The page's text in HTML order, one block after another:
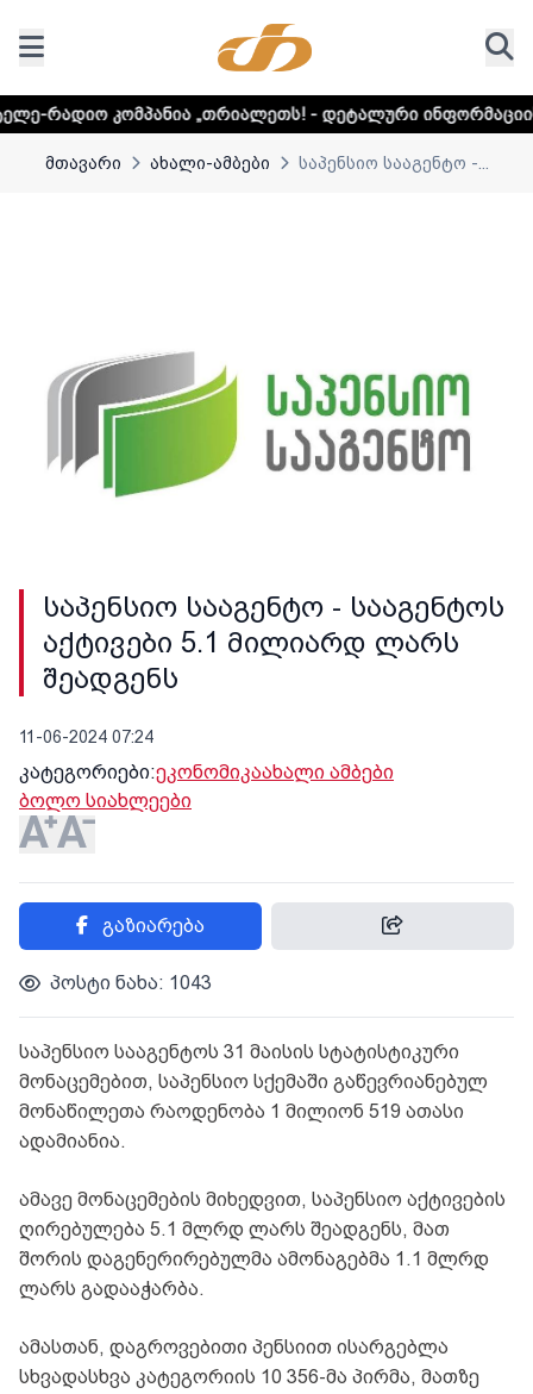
კომპანია „თრიალეთს! - დეტალური ინფორმაციისთვის
მთავარი ახალი-ამბები საპენსიო სააგენტო -...
საპენსიო სააგენტო - სააგენტოს
აქტივები 5.1 მილიარდ ლარს
შეადგენს
11-06-2024 07:24
კატეგორიები:ეკონომიკაახალი ამბები
ბოლო სიახლეები
გაზიარება
პოსტი ნახა: 1043
საპენსიო სააგენტოს 31 მაისის სტატისტიკური
მონაცემებით, საპენსიო სქემაში გაწევრიანებულ
მონაწილეთა რაოდენობა 1 მილიონ 519 ათასი
ადამიანია.
ამავე მონაცემების მიხედვით, საპენსიო აქტივების
ღირებულება 5.1 მლრდ ლარს შეადგენს, მათ
შორის დაგენერირებულმა ამონაგებმა 1.1 მლრდ
ლარს გადააჭარბა.
ამასთან, დაგროვებითი პენსიით ისარგებლა
სხვადასხვა კატეგორიის 10 356-მა პირმა, მათზე